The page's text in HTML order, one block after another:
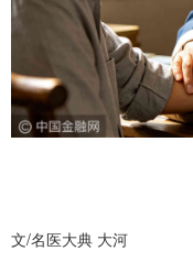
文/名医大典 大河